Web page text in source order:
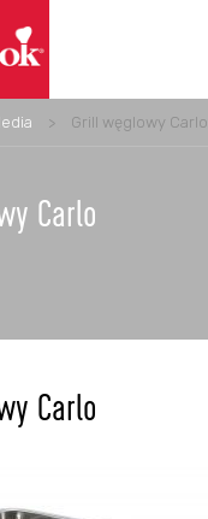
> Grill węglowy Carlo
Carlo
Carlo